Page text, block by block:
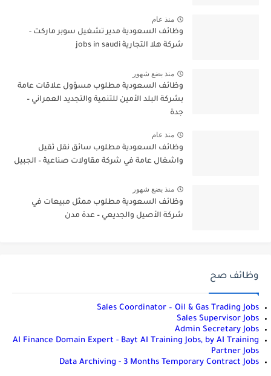
منذ عام
وظائف السعودية مدير تشغيل سوبر ماركت -
شركة هلا التجارية jobs in saudi
منذ بضع شهور
وظائف السعودية مطلوب مسؤول علاقات عامة
بشركة البلد الأمين للتنمية والتجديد العمراني –
جدة
منذ عام
وظائف السعودية مطلوب سائق نقل ثقيل
واشغال عامة في شركة مقاولات صناعية – الجبيل
منذ بضع شهور
وظائف السعودية مطلوب ممثل مبيعات في
شركة الأصيل والجديعي – عدة مدن
وظائف صح
Sales Coordinator – Oil & Gas Trading Jobs
Sales Supervisor Jobs
Admin Secretary Jobs
AI Finance Domain Expert - Bayt AI Training Jobs, by AI Training
Partner Jobs
Data Archiving - 3 Months Temporary Contract Jobs